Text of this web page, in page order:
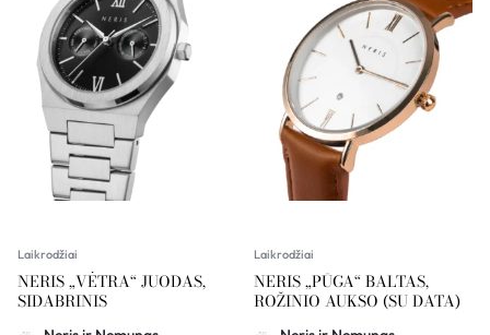
Laikrodžiai
NERIS „VĖTRA“ JUODAS,
SIDABRINIS
Laikrodžiai
NERIS „PŪGA“ BALTAS,
ROŽINIO AUKSO (SU DATA)